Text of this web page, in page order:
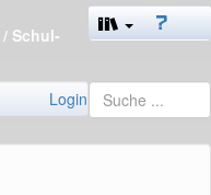
/ Schul-
Login